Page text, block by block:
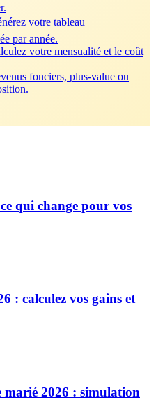
votre tableau
par année.
votre mensualité et le coût
fonciers, plus-value ou
qui change pour vos
: calculez vos gains et
marié 2026 : simulation